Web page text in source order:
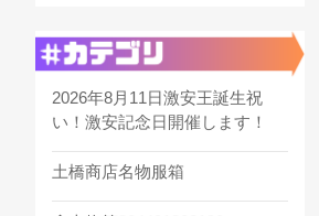
2026年8月11日激安王誕生祝
い！激安記念日開催します！
土橋商店名物服箱